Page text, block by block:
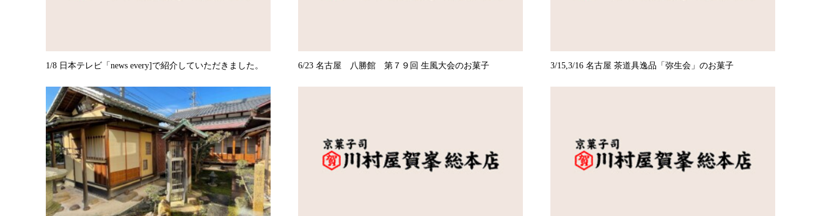
1/8 日本テレビ「news every]で紹介していただきました。 6/23 名古屋 八勝館 第７９回 生風大会のお菓子 3/15,3/16 名古屋 茶道具逸品「弥生会」のお菓子